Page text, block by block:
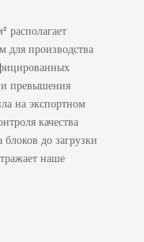
для производства
превышения
на экспортном
качества
до загрузки
наше